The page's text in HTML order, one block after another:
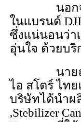
นอกจากนี้
ในแบรนด์
ซึ่งแน่นอนว่า
อุ่นใจ ด้วยบริ
นายณัฐชน
ไอ สโตร์ ไท
บริษัทได้นำผ
,Stebilizer